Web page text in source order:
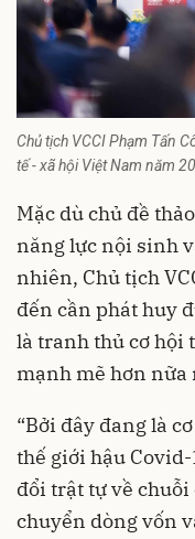
Chủ tịch VCCI Phạm Tấn
tế - xã hội Việt Nam năm
Mặc dù chủ đề
năng lực nội sinh
nhiên, Chủ tịch
đến cần phát huy
là tranh thủ cơ hội
mạnh mẽ hơn nữa
“Bởi đây đang là
thế giới hậu
đổi trật tự về
chuyển dòng vốn